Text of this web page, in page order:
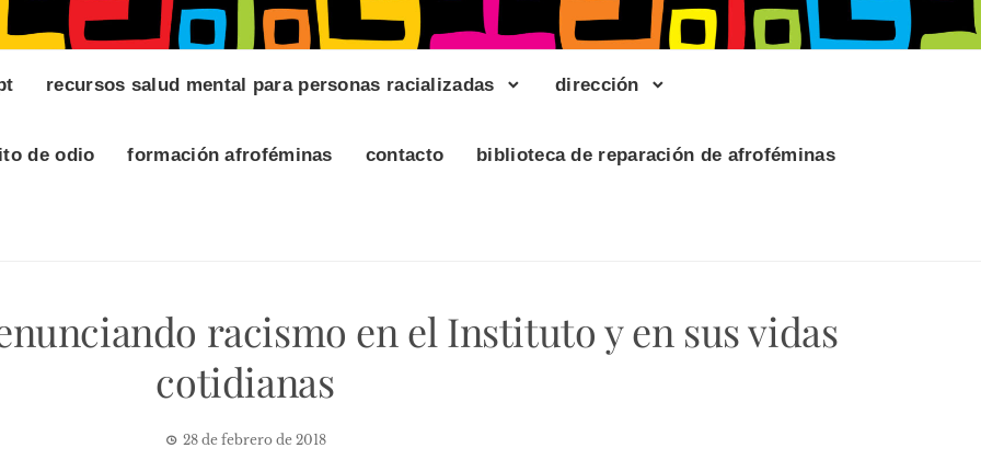
recursos salud mental para personas racializadas dirección
de odio formación afroféminas contacto biblioteca de reparación de afroféminas
racismo en el Instituto y en sus vidas
cotidianas
28 de febrero de 2018